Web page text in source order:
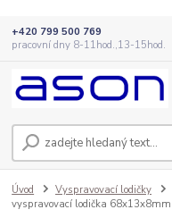
+420 799 500 769
pracovní dny 8-11hod.,13-15hod.
Úvod Vyspravovací lodičky
vyspravovací lodička 68x13x8mm